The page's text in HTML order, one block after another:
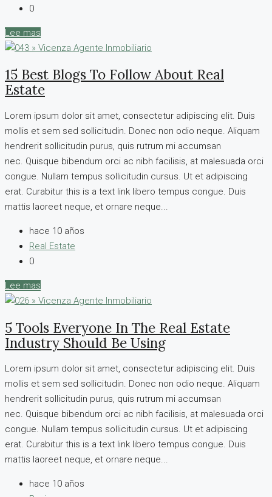
0
Lee mas
15 Best Blogs To Follow About Real
Estate
Lorem ipsum dolor sit amet, consectetur adipiscing elit. Duis
mollis et sem sed sollicitudin. Donec non odio neque. Aliquam
hendrerit sollicitudin purus, quis rutrum mi accumsan
nec. Quisque bibendum orci ac nibh facilisis, at malesuada orci
congue. Nullam tempus sollicitudin cursus. Ut et adipiscing
erat. Curabitur this is a text link libero tempus congue. Duis
mattis laoreet neque, et ornare neque...
hace 10 años
Real Estate
0
Lee mas
5 Tools Everyone In The Real Estate
Industry Should Be Using
Lorem ipsum dolor sit amet, consectetur adipiscing elit. Duis
mollis et sem sed sollicitudin. Donec non odio neque. Aliquam
hendrerit sollicitudin purus, quis rutrum mi accumsan
nec. Quisque bibendum orci ac nibh facilisis, at malesuada orci
congue. Nullam tempus sollicitudin cursus. Ut et adipiscing
erat. Curabitur this is a text link libero tempus congue. Duis
mattis laoreet neque, et ornare neque...
hace 10 años